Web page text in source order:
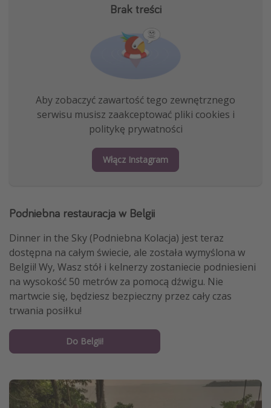
Brak treści
Aby zobaczyć zawartość tego zewnętrznego
serwisu musisz zaakceptować pliki cookies i
politykę prywatności
Włącz Instagram
Podniebna restauracja w Belgii
Dinner in the Sky (Podniebna Kolacja) jest teraz
dostępna na całym świecie, ale została wymyślona w
Belgii! Wy, Wasz stół i kelnerzy zostaniecie podniesieni
na wysokość 50 metrów za pomocą dźwigu. Nie
martwcie się, będziesz bezpieczny przez cały czas
trwania posiłku!
Do Belgii!